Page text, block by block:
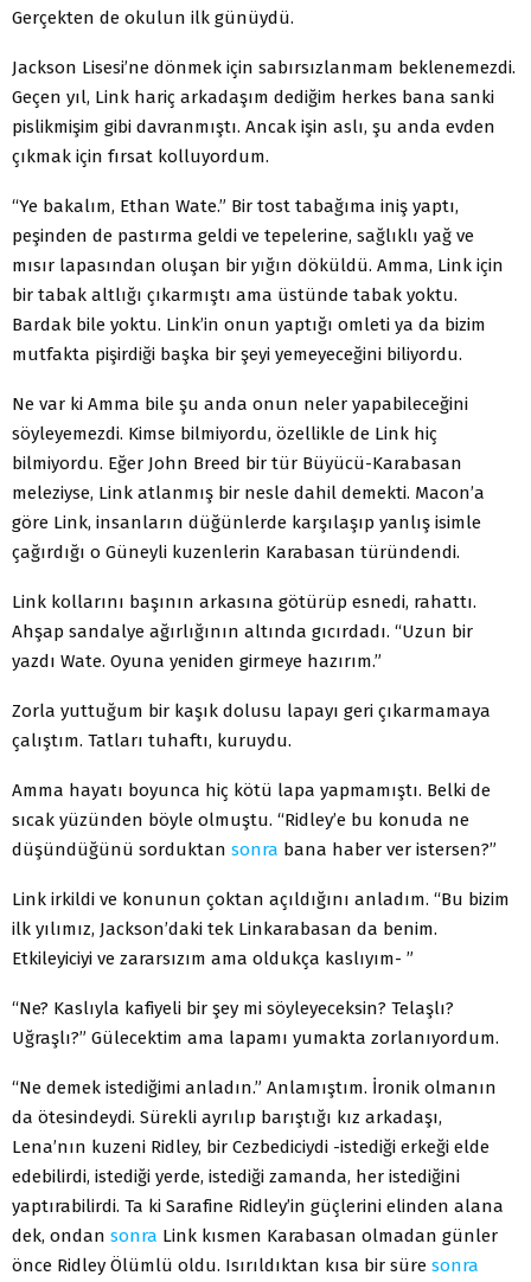
Gerçekten de okulun ilk günüydü.
Jackson Lisesi’ne dönmek için sabırsızlanmam beklenemezdi.
Geçen yıl, Link hariç arkadaşım dediğim herkes bana sanki
pislikmişim gibi davranmıştı. Ancak işin aslı, şu anda evden
çıkmak için fırsat kolluyordum.
“Ye bakalım, Ethan Wate.” Bir tost tabağıma iniş yaptı,
peşinden de pastırma geldi ve tepelerine, sağlıklı yağ ve
mısır lapasından oluşan bir yığın döküldü. Amma, Link için
bir tabak altlığı çıkarmıştı ama üstünde tabak yoktu.
Bardak bile yoktu. Link’in onun yaptığı omleti ya da bizim
mutfakta pişirdiği başka bir şeyi yemeyeceğini biliyordu.
Ne var ki Amma bile şu anda onun neler yapabileceğini
söyleyemezdi. Kimse bilmiyordu, özellikle de Link hiç
bilmiyordu. Eğer John Breed bir tür Büyücü-Karabasan
meleziyse, Link atlanmış bir nesle dahil demekti. Macon’a
göre Link, insanların düğünlerde karşılaşıp yanlış isimle
çağırdığı o Güneyli kuzenlerin Karabasan türündendi.
Link kollarını başının arkasına götürüp esnedi, rahattı.
Ahşap sandalye ağırlığının altında gıcırdadı. “Uzun bir
yazdı Wate. Oyuna yeniden girmeye hazırım.”
Zorla yuttuğum bir kaşık dolusu lapayı geri çıkarmamaya
çalıştım. Tatları tuhaftı, kuruydu.
Amma hayatı boyunca hiç kötü lapa yapmamıştı. Belki de
sıcak yüzünden böyle olmuştu. “Ridley’e bu konuda ne
düşündüğünü sorduktan sonra bana haber ver istersen?”
Link irkildi ve konunun çoktan açıldığını anladım. “Bu bizim
ilk yılımız, Jackson’daki tek Linkarabasan da benim.
Etkileyiciyi ve zararsızım ama oldukça kaslıyım- ”
“Ne? Kaslıyla kafiyeli bir şey mi söyleyeceksin? Telaşlı?
Uğraşlı?” Gülecektim ama lapamı yumakta zorlanıyordum.
“Ne demek istediğimi anladın.” Anlamıştım. İronik olmanın
da ötesindeydi. Sürekli ayrılıp barıştığı kız arkadaşı,
Lena’nın kuzeni Ridley, bir Cezbediciydi -istediği erkeği elde
edebilirdi, istediği yerde, istediği zamanda, her istediğini
yaptırabilirdi. Ta ki Sarafine Ridley’in güçlerini elinden alana
dek, ondan sonra Link kısmen Karabasan olmadan günler
önce Ridley Ölümlü oldu. Isırıldıktan kısa bir süre sonra